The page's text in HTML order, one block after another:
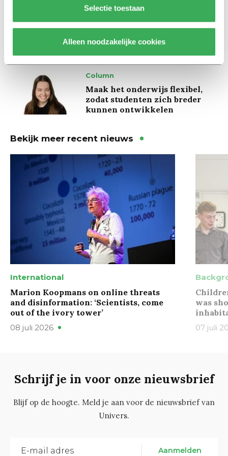
Selectie toestaan
Alleen noodzakelijke cookies
slaapmiddelen: zo komen
door
Column
Maak het onderwijs flexibel,
zodat studenten zich breder
kunnen ontwikkelen
Bekijk meer recent nieuws
International
Marion Koopmans on online threats
and disinformation: ‘Scientists, come
out of the ivory tower’
08 juli 2026
was
07 juli
Schrijf je in voor onze nieuwsbrief
Blijf op de hoogte. Meld je aan voor de nieuwsbrief van
Univers.
Aanmelden